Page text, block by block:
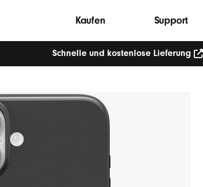
Kaufen Support
Schnelle und kostenlose Lieferung